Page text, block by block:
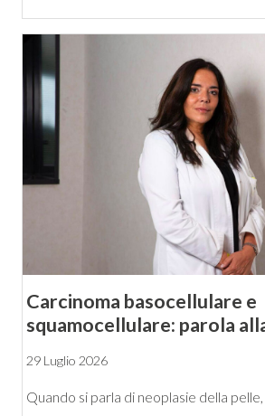
Carcinoma basocellulare e
squamocellulare: parola
29 Luglio 2026
Quando si parla di neoplasie della